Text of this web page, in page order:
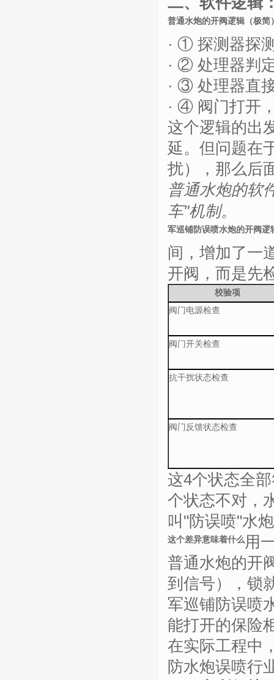
普通水炮的开阀逻辑（极简
· ① 探测器探
· ② 处理器判
· ③ 处理器直
· ④ 阀门打开
这个逻辑的出
延。但问题在
扰），那么后
普通水炮的软
车"机制。
军巡铺防误喷水炮的开阀逻
间，增加了一
开阀，而是先
校验项
阀门电源检查
阀门开关检查
抗干扰状态检查
阀门反馈状态检查
这4个状态全
个状态不对，
叫 "防误喷"水
这个差异意味着什么用
普通水炮的开
到信号），锁
军巡铺防误喷
能打开的保险
在实际工程中
防水炮误喷行